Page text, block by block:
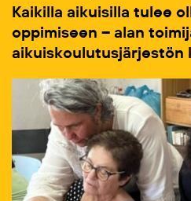
Kaikilla aikuisilla tulee
oppimiseen – alan
aikuiskoulutusjärjestön